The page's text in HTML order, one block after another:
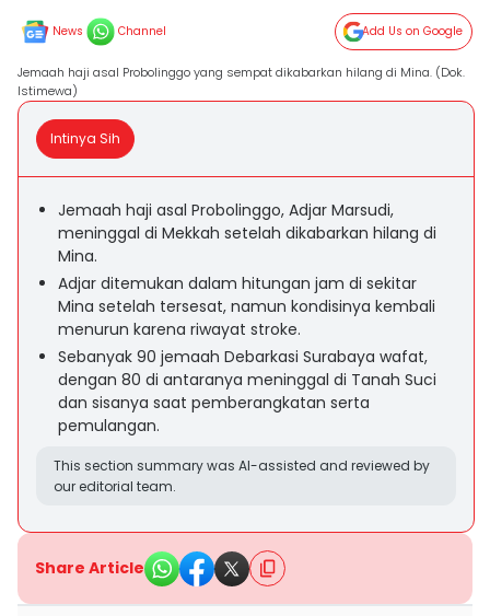
News Channel Add Us on Google
Jemaah haji asal Probolinggo yang sempat dikabarkan hilang di Mina. (Dok.
Istimewa)
Intinya Sih
Jemaah haji asal Probolinggo, Adjar Marsudi,
meninggal di Mekkah setelah dikabarkan hilang di
Mina.
Adjar ditemukan dalam hitungan jam di sekitar
Mina setelah tersesat, namun kondisinya kembali
menurun karena riwayat stroke.
Sebanyak 90 jemaah Debarkasi Surabaya wafat,
dengan 80 di antaranya meninggal di Tanah Suci
dan sisanya saat pemberangkatan serta
pemulangan.
This section summary was AI-assisted and reviewed by
our editorial team.
Share Article